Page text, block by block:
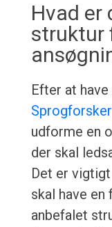
Hvad er
struktur
Efter at
udforme en
der skal
Det er
skal have
anbefalet